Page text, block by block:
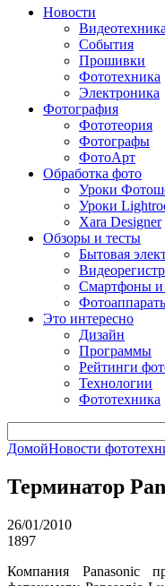
Новости
Видеотехника
События
Прошивки
Фототехника
Электроника
Фотография
Фототеория
Фотографы
ФотоАрт
Обработка фото
Уроки
Уроки
Xara Designer
Обзоры и тесты
Бытовая
Смартфоны
Это интересно
Дизайн
Программы
Рейтинги
Технологии
Фототехника
ДомойНовости
Терминатор
26/01/2010
1897
Компания Panasonic